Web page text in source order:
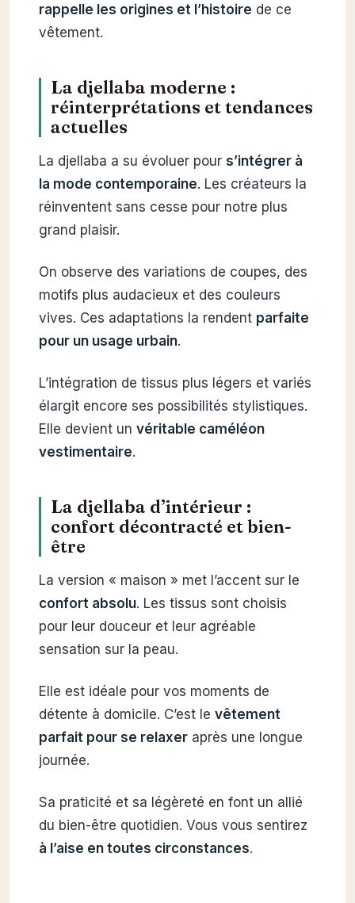
rappelle les origines et l’histoire de ce
vêtement.
La djellaba moderne :
réinterprétations et tendances
actuelles
La djellaba a su évoluer pour s’intégrer à
la mode contemporaine. Les créateurs la
réinventent sans cesse pour notre plus
grand plaisir.
On observe des variations de coupes, des
motifs plus audacieux et des couleurs
vives. Ces adaptations la rendent parfaite
pour un usage urbain.
L’intégration de tissus plus légers et variés
élargit encore ses possibilités stylistiques.
Elle devient un véritable caméléon
vestimentaire.
La djellaba d’intérieur :
confort décontracté et bien-
être
La version « maison » met l’accent sur le
confort absolu. Les tissus sont choisis
pour leur douceur et leur agréable
sensation sur la peau.
Elle est idéale pour vos moments de
détente à domicile. C’est le vêtement
parfait pour se relaxeraprès une longue
journée.
Sa praticité et sa légèreté en font un allié
du bien-être quotidien. Vous vous sentirez
à l’aise en toutes circonstances.